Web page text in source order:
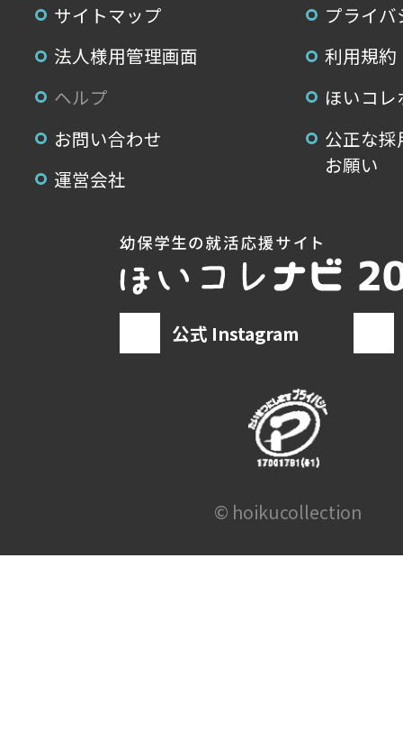
サイトマップ
プライ
法人様用管理画面
利用規約
ヘルプ
ほいコ
お問い合わせ
公正な
お願い
運営会社
公式 Instagram
© hoikucollection